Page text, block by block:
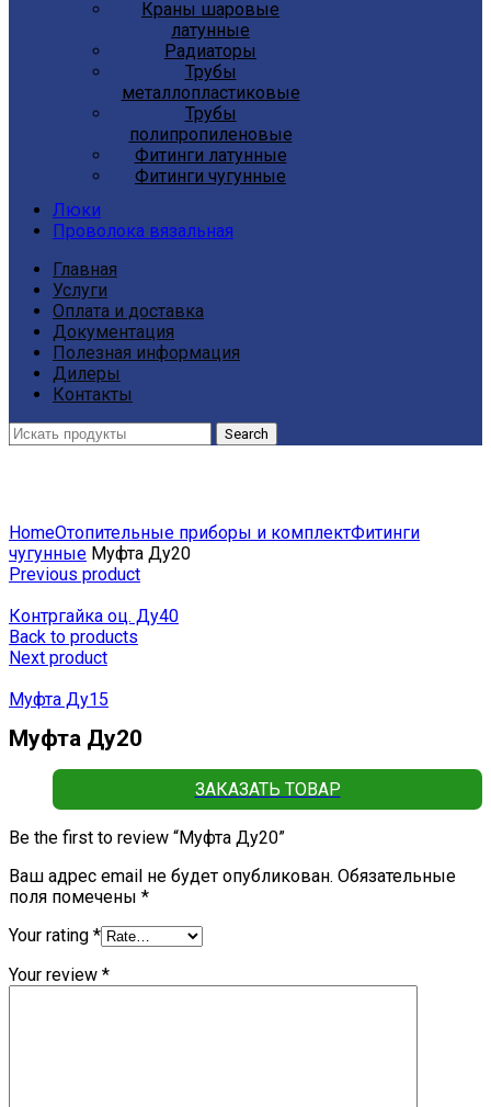
Краны шаровые
латунные
Радиаторы
Трубы
металлопластиковые
Трубы
полипропиленовые
Фитинги латунные
Фитинги чугунные
Люки
Проволока вязальная
Главная
Услуги
Оплата и доставка
Документация
Полезная информация
Дилеры
Контакты
Search
HomeОтопительные приборы и комплектФитинги
чугунные Муфта Ду20
Previous product
Контргайка оц. Ду40
Back to products
Next product
Муфта Ду15
Муфта Ду20
ЗАКАЗАТЬ ТОВАР
Be the first to review “Муфта Ду20”
Ваш адрес email не будет опубликован. Обязательные
поля помечены *
Your rating *
Your review *